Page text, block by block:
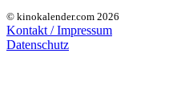
© kinokalender.com 2026
Kontakt / Impressum
Datenschutz